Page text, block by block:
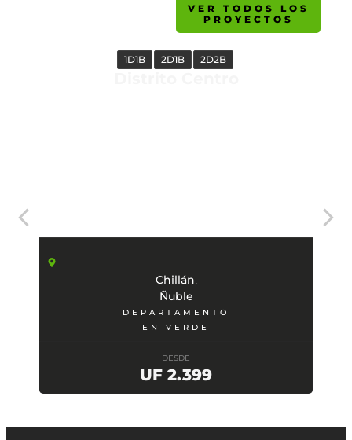
VER TODOS LOS
PROYECTOS
1D1B 2D1B 2D2B
Chillán,
Ñuble
DEPARTAMENTO
EN VERDE
DESDE
UF 2.399